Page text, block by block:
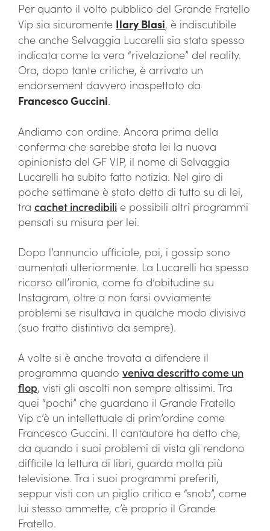
Per quanto il volto pubblico del Grande Fratello
Vip sia sicuramente Ilary Blasi, è indiscutibile
che anche Selvaggia Lucarelli sia stata spesso
indicata come la vera “rivelazione” del reality.
Ora, dopo tante critiche, è arrivato un
endorsement davvero inaspettato da
Francesco Guccini.
Andiamo con ordine. Ancora prima della
conferma che sarebbe stata lei la nuova
opinionista del GF VIP, il nome di Selvaggia
Lucarelli ha subito fatto notizia. Nel giro di
poche settimane è stato detto di tutto su di lei,
tra cachet incredibili e possibili altri programmi
pensati su misura per lei.
Dopo l’annuncio ufficiale, poi, i gossip sono
aumentati ulteriormente. La Lucarelli ha spesso
ricorso all’ironia, come fa d’abitudine su
Instagram, oltre a non farsi ovviamente
problemi se risultava in qualche modo divisiva
(suo tratto distintivo da sempre).
A volte si è anche trovata a difendere il
programma quando veniva descritto come un
flop, visti gli ascolti non sempre altissimi. Tra
quei “pochi” che guardano il Grande Fratello
Vip c’è un intellettuale di prim’ordine come
Francesco Guccini. Il cantautore ha detto che,
da quando i suoi problemi di vista gli rendono
difficile la lettura di libri, guarda molta più
televisione. Tra i suoi programmi preferiti,
seppur visti con un piglio critico e “snob”, come
lui stesso ammette, c’è proprio il Grande
Fratello.